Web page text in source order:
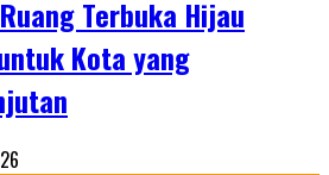
Terbuka Hijau
Kota yang